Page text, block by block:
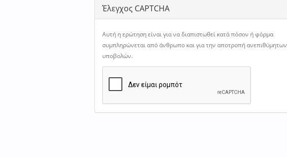
Έλεγχος CAPTCHA
Αυτή η ερώτηση είναι για να διαπιστωθεί κατά πόσον ή φόρμα
συμπληρώνεται από άνθρωπο και για την αποτροπή ανεπιθύμητων
υποβολών.